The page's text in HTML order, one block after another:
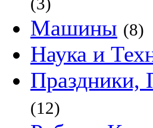
Машины (8)
Наука и
Праздники,
(12)